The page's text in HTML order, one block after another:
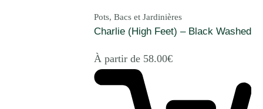
Pots, Bacs et Jardinières
Charlie (High Feet) – Black Washed
À partir de 58.00€